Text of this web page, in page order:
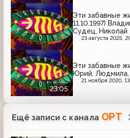
Эти забавные
11.10.1997)
Судец,
23 августа 2025,
23:05
Эти забавные
Юрий,
21 ноября 2020,
Ещё записи с канала ОРТ